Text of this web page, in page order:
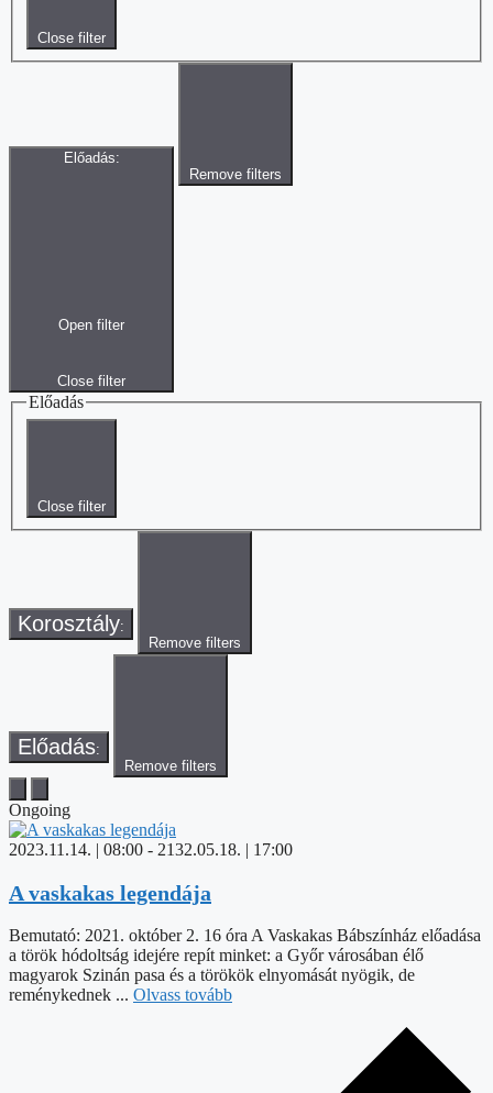
Close filter
Előadás:
Open filter
Close filter
Remove filters
Előadás
Close filter
Korosztály:
Remove filters
Előadás:
Remove filters
Ongoing
2023.11.14. | 08:00 - 2132.05.18. | 17:00
A vaskakas legendája
Bemutató: 2021. október 2. 16 óra A Vaskakas Bábszínház előadása
a török hódoltság idejére repít minket: a Győr városában élő
magyarok Szinán pasa és a törökök elnyomását nyögik, de
reménykednek ... Olvass tovább